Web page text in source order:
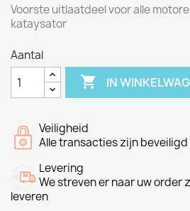
Voorste uitlaatdeel voor alle
kataysator
Aantal
 IN
Veiligheid
Alle transacties zijn beveiligd
Levering
We streven er naar uw order
leveren